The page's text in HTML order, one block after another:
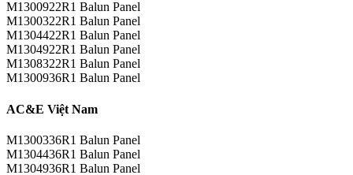
M1300922R1 Balun Panel
M1300322R1 Balun Panel
M1304422R1 Balun Panel
M1304922R1 Balun Panel
M1308322R1 Balun Panel
M1300936R1 Balun Panel
AC&E Việt Nam
M1300336R1 Balun Panel
M1304436R1 Balun Panel
M1304936R1 Balun Panel